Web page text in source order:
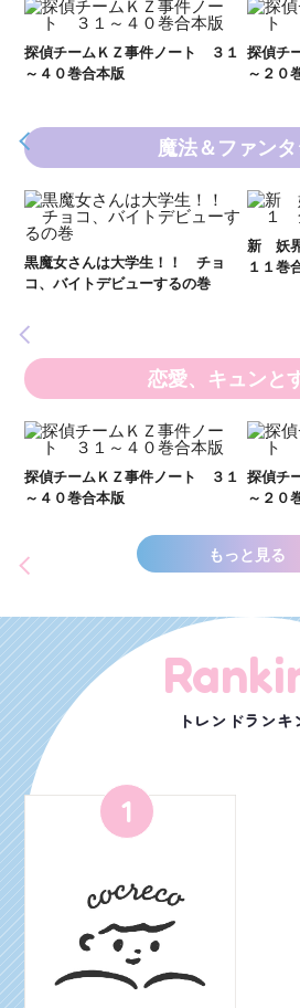
探偵チームＫＺ事件ノート ３１
～４０巻合本版
探偵チ
～２０
魔法＆ファン
黒魔女さんは大学生！！ チョ
コ、バイトデビューするの巻
新 妖
１１巻
恋愛、キュンと
探偵チームＫＺ事件ノート ３１
～４０巻合本版
探偵チ
～２０
もっと見る
トレンドランキ
1